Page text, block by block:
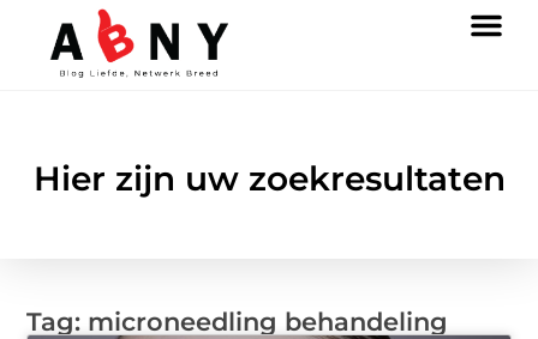
Hier zijn uw zoekresultaten
Tag: microneedling behandeling